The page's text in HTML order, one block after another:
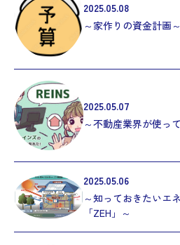
2025.05.08
～家作りの資金計画～
2025.05.07
～不動産業界が使っ
2025.05.06
～知っておきたいエ
「ZEH」～